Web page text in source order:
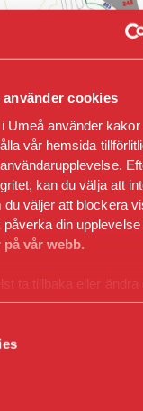
cookies
Umeå använder
vår hemsida
kan du välja att
väljer att blockera
din
vår webb.
ta tillbaka eller
ikonen i det nedre